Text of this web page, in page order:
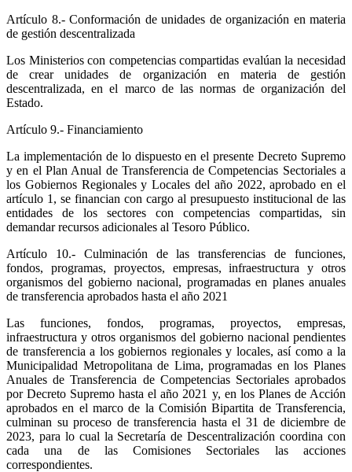
Artículo 8.- Conformación de unidades de organización en materia
de gestión descentralizada
Los Ministerios con competencias compartidas evalúan la necesidad
de crear unidades de organización en materia de gestión
descentralizada, en el marco de las normas de organización del
Estado.
Artículo 9.- Financiamiento
La implementación de lo dispuesto en el presente Decreto Supremo
y en el Plan Anual de Transferencia de Competencias Sectoriales a
los Gobiernos Regionales y Locales del año 2022, aprobado en el
artículo 1, se financian con cargo al presupuesto institucional de las
entidades de los sectores con competencias compartidas, sin
demandar recursos adicionales al Tesoro Público.
Artículo 10.- Culminación de las transferencias de funciones,
fondos, programas, proyectos, empresas, infraestructura y otros
organismos del gobierno nacional, programadas en planes anuales
de transferencia aprobados hasta el año 2021
Las funciones, fondos, programas, proyectos, empresas,
infraestructura y otros organismos del gobierno nacional pendientes
de transferencia a los gobiernos regionales y locales, así como a la
Municipalidad Metropolitana de Lima, programadas en los Planes
Anuales de Transferencia de Competencias Sectoriales aprobados
por Decreto Supremo hasta el año 2021 y, en los Planes de Acción
aprobados en el marco de la Comisión Bipartita de Transferencia,
culminan su proceso de transferencia hasta el 31 de diciembre de
2023, para lo cual la Secretaría de Descentralización coordina con
cada una de las Comisiones Sectoriales las acciones
correspondientes.